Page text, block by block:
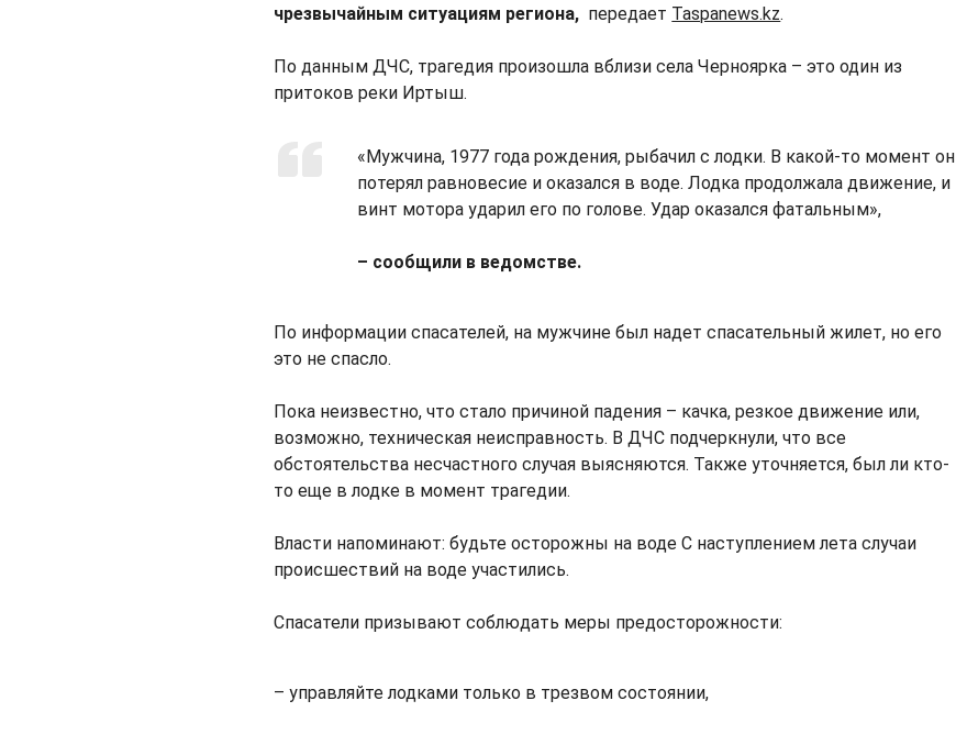
чрезвычайным ситуациям региона, передает Taspanews.kz.
По данным ДЧС, трагедия произошла вблизи села Черноярка – это один из
притоков реки Иртыш.
«Мужчина, 1977 года рождения, рыбачил с лодки. В какой-то момент он
потерял равновесие и оказался в воде. Лодка продолжала движение, и
винт мотора ударил его по голове. Удар оказался фатальным»,
– сообщили в ведомстве.
По информации спасателей, на мужчине был надет спасательный жилет, но его
это не спасло.
Пока неизвестно, что стало причиной падения – качка, резкое движение или,
возможно, техническая неисправность. В ДЧС подчеркнули, что все
обстоятельства несчастного случая выясняются. Также уточняется, был ли кто-
то еще в лодке в момент трагедии.
Власти напоминают: будьте осторожны на воде С наступлением лета случаи
происшествий на воде участились.
Спасатели призывают соблюдать меры предосторожности:
– управляйте лодками только в трезвом состоянии,